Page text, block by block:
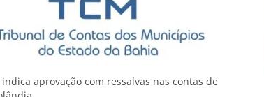
indica aprovação com ressalvas nas contas de